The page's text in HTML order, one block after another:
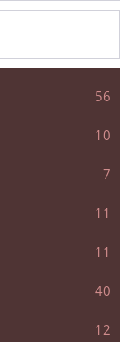
56
10
7
11
11
40
12